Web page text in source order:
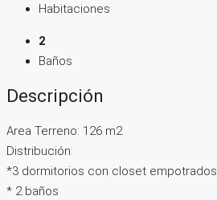
Habitaciones
2
Baños
Descripción
Area Terreno: 126 m2
Distribución:
*3 dormitorios con closet empotrados
* 2 baños